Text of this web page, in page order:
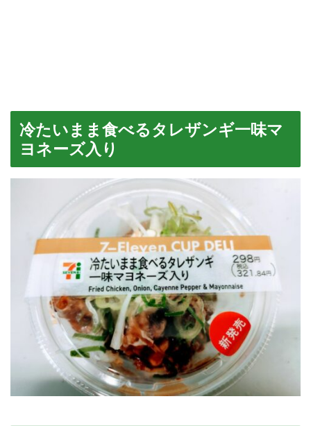
冷たいまま食べるタレザンギ一味マ
ヨネーズ入り